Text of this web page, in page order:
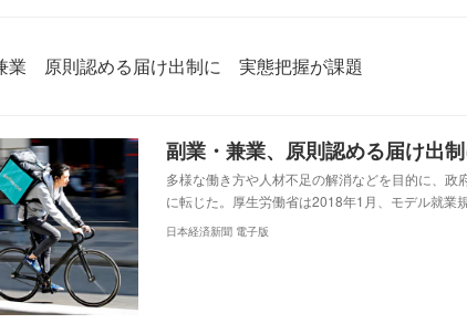
業 原則認める届け出制に 実態把握が課題
多様な働き方や人材不足の解消などを目的に、政
に転じた。厚生労働省は2018年1月、モデル就業
日本経済新聞 電子版